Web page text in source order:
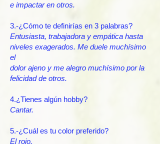
e impactar en otros.
3.-¿Cómo te definirías en 3 palabras?
Entusiasta, trabajadora y empática hasta
niveles exagerados. Me duele muchísimo
el
dolor ajeno y me alegro muchísimo por la
felicidad de otros.
4.¿Tienes algún hobby?
​Cantar.
5.-¿Cuál es tu color preferido?
​El rojo.